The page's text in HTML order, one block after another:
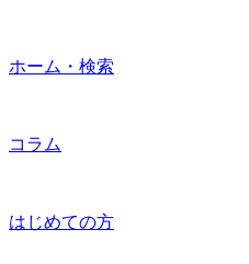
ホーム・検索
コラム
はじめての方